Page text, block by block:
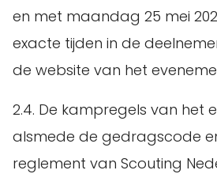
en met maandag 25 mei
exacte tijden in de
de website van het
2.4. De kampregels van het
alsmede de gedragscode
reglement van Scouting